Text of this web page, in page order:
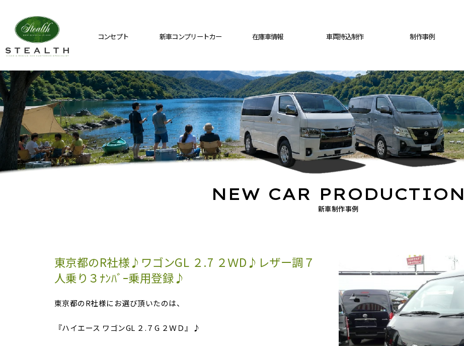
コンセプト 新車コンプリートカー 在庫車情報 車両持込制作 制作事例
新車制作事例
NEW CAR PRODUCTION
東京都のR社様♪ワゴンGL ２.7 ２ＷD♪レザー調７
人乗り３ﾅﾝﾊﾞｰ乗用登録♪
東京都のR社様にお選び頂いたのは、
『ハイエース ワゴンGL ２.７G ２ＷＤ』♪